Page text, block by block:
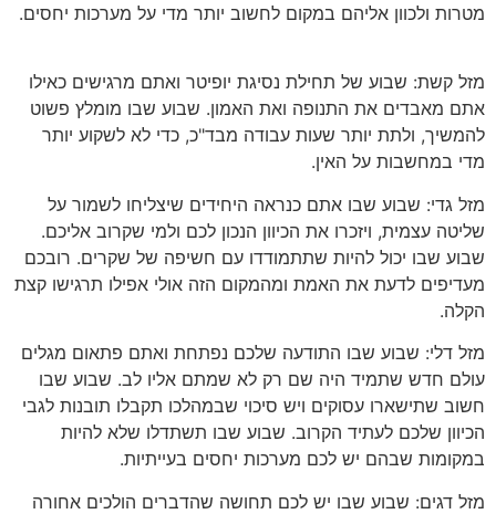
מטרות ולכוון אליהם במקום לחשוב יותר מדי על מערכות יחסים.
מזל קשת: שבוע של תחילת נסיגת יופיטר ואתם מרגישים כאילו
אתם מאבדים את התנופה ואת האמון. שבוע שבו מומלץ פשוט
להמשיך, ולתת יותר שעות עבודה מבד"כ, כדי לא לשקוע יותר
מדי במחשבות על האין.
מזל גדי: שבוע שבו אתם כנראה היחידים שיצליחו לשמור על
שליטה עצמית, ויזכרו את הכיוון הנכון לכם ולמי שקרוב אליכם.
שבוע שבו יכול להיות שתתמודדו עם חשיפה של שקרים. רובכם
מעדיפים לדעת את האמת ומהמקום הזה אולי אפילו תרגישו קצת
הקלה.
מזל דלי: שבוע שבו התודעה שלכם נפתחת ואתם פתאום מגלים
עולם חדש שתמיד היה שם רק לא שמתם אליו לב. שבוע שבו
חשוב שתישארו עסוקים ויש סיכוי שבמהלכו תקבלו תובנות לגבי
הכיוון שלכם לעתיד הקרוב. שבוע שבו תשתדלו שלא להיות
במקומות שבהם יש לכם מערכות יחסים בעייתיות.
מזל דגים: שבוע שבו יש לכם תחושה שהדברים הולכים אחורה